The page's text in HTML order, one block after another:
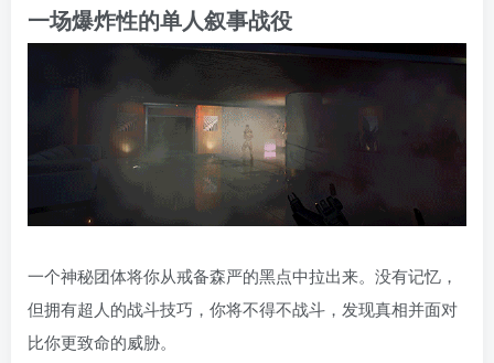
一场爆炸性的单人叙事战役
一个神秘团体将你从戒备森严的黑点中拉出来。没有记忆，
但拥有超人的战斗技巧，你将不得不战斗，发现真相并面对
比你更致命的威胁。